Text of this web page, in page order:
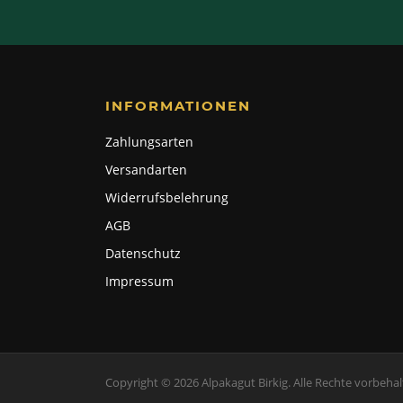
INFORMATIONEN
Zahlungsarten
Versandarten
Widerrufsbelehrung
AGB
Datenschutz
Impressum
Copyright © 2026 Alpakagut Birkig. Alle Rechte